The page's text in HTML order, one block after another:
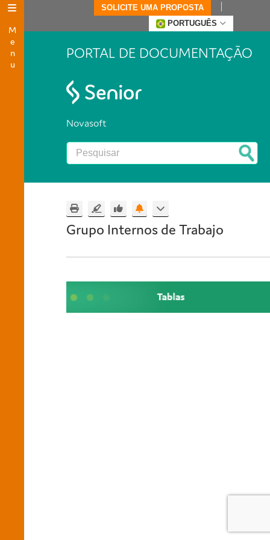
Menu
SOLICITE UMA PROPOSTA
PORTUGUÊS
PORTAL DE DOCUMENTAÇÃO
Novasoft
Grupo Internos de Trabajo